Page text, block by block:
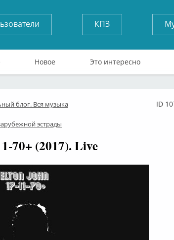
КПЗ
Новое Это интересно
блог. Вся музыка
эстрады
ID
70+ (2017). Live